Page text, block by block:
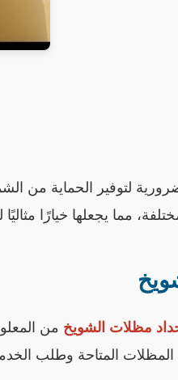
لتوفير الحماية من
مظلات الشويخ من